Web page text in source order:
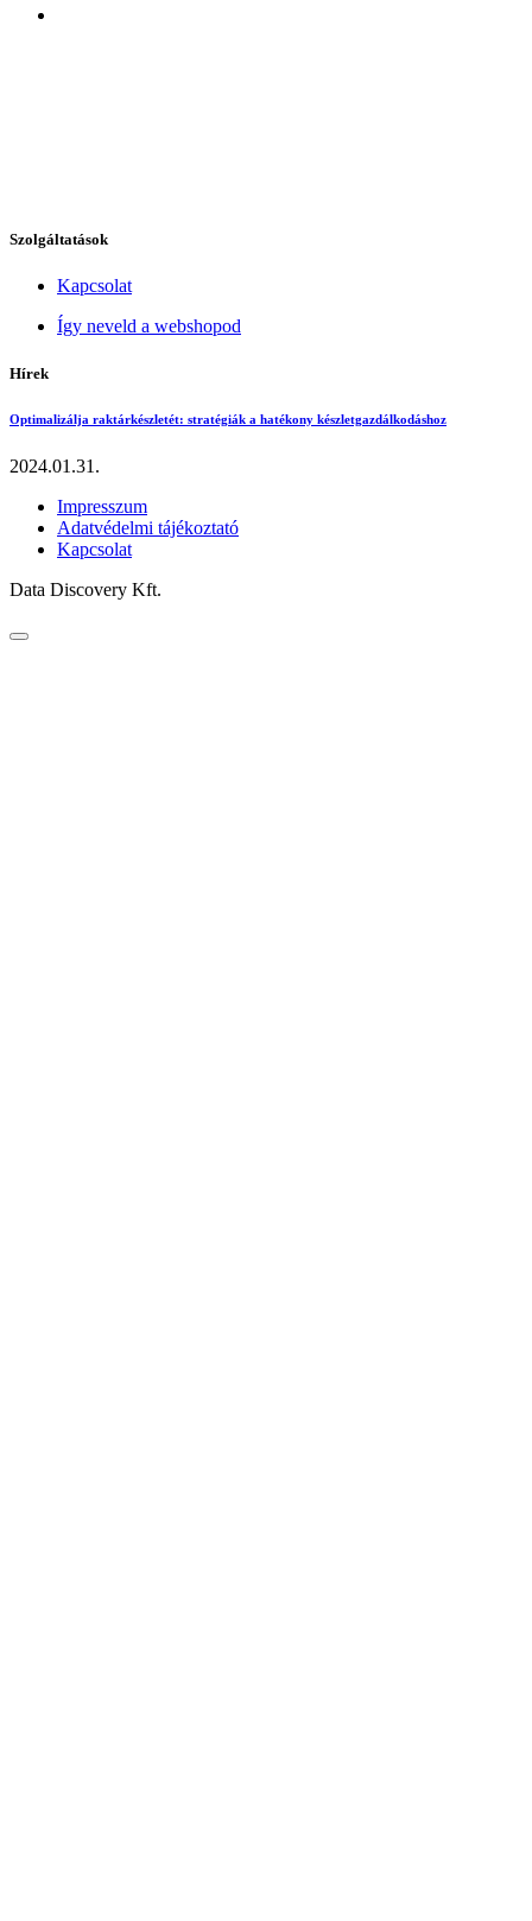
Szolgáltatások
Kapcsolat
Így neveld a webshopod
Hírek
Optimalizálja raktárkészletét: stratégiák a hatékony készletgazdálkodáshoz
2024.01.31.
Impresszum
Adatvédelmi tájékoztató
Kapcsolat
Data Discovery Kft.